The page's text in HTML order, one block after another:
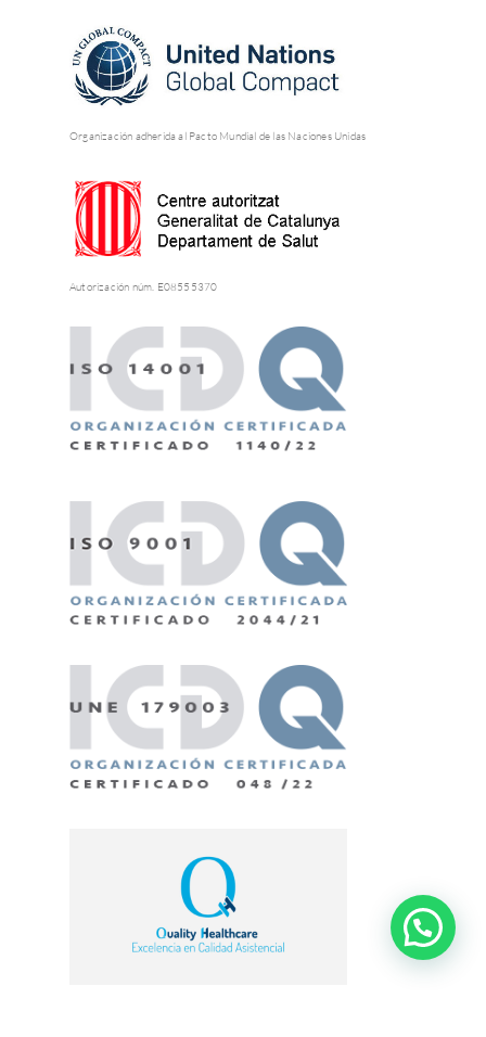
Organización adherida al Pacto Mundial de las Naciones Unidas
Autorización núm. E08555370